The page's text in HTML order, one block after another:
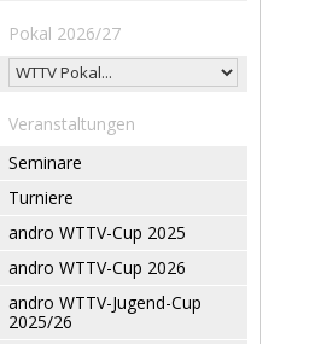
Pokal 2026/27
Veranstaltungen
Seminare
Turniere
andro WTTV-Cup 2025
andro WTTV-Cup 2026
andro WTTV-Jugend-Cup
2025/26